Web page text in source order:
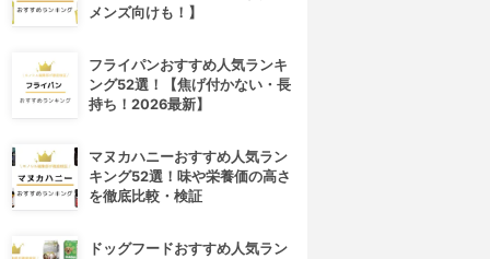
Repair(バリアリペア)
シートマスク しっとり
3.90 (1)
美人ぬか(BIJINNUKA)
純米パック
メンズ向けも！】
フライパンおすすめ人気ランキ
ング52選！【焦げ付かない・長
持ち！2026最新】
マヌカハニーおすすめ人気ラン
キング52選！味や栄養価の高さ
を徹底比較・検証
ドッグフードおすすめ人気ラン